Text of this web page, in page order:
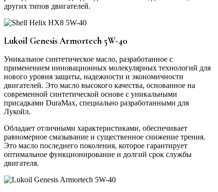
других типов двигателей.
Lukoil Genesis Armortech 5W-40
Уникальное синтетическое масло, разработанное с
применением инновационных молекулярных технологий для
нового уровня защиты, надежности и экономичности
двигателей. Это масло высокого качества, основанное на
современной синтетической основе с уникальными
присадками DuraMax, специально разработанными для
Лукойл.
Обладает отличными характеристиками, обеспечивает
равномерное смазывание и существенное снижение трения.
Это масло последнего поколения, которое гарантирует
оптимальное функционирование и долгий срок службы
двигателя.